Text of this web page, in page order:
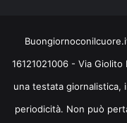
16121021006 - Via
una testata giornalistica,
periodicità. Non può